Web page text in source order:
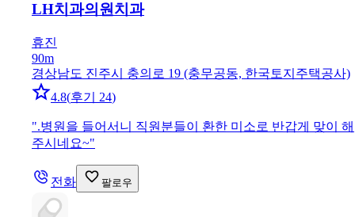
LH치과의원치과
휴진
90m
경상남도 진주시 충의로 19 (충무공동, 한국토지주택공사)
4.8(후기 24)
".병원을 들어서니 직원분들이 환한 미소로 반갑게 맞이 해
주시네요~"
전화 팔로우